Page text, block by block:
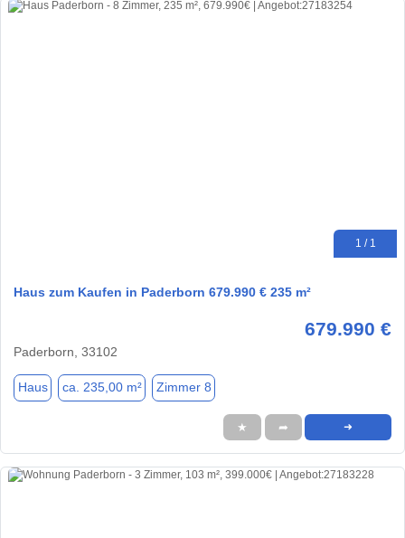
1 / 1
Haus zum Kaufen in Paderborn 679.990 € 235 m²
679.990 €
Paderborn, 33102
Haus ca. 235,00 m² Zimmer 8
★ ➦ ➜